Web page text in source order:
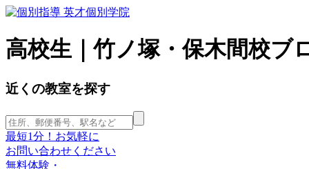
高校生｜竹ノ塚・保木間校ブ
近くの教室を探す
最短1分！お気軽に
お問い合わせください
無料体験・